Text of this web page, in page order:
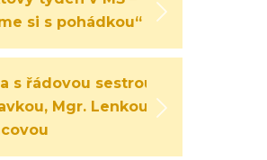
si s pohádkou“
s řádovou sestrou
Mgr. Lenkou